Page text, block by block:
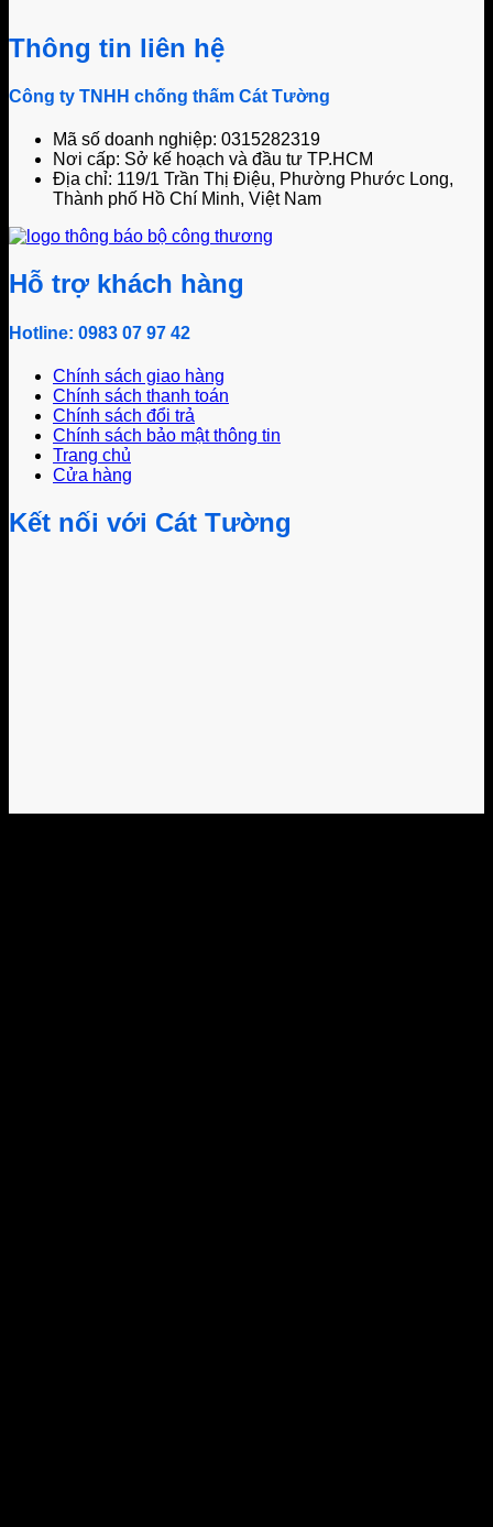
Thông tin liên hệ
Công ty TNHH chống thấm Cát Tường
Mã số doanh nghiệp: 0315282319
Nơi cấp: Sở kế hoạch và đầu tư TP.HCM
Địa chỉ: 119/1 Trần Thị Điệu, Phường Phước Long,
Thành phố Hồ Chí Minh, Việt Nam
Hỗ trợ khách hàng
Hotline: 0983 07 97 42
Chính sách giao hàng
Chính sách thanh toán
Chính sách đổi trả
Chính sách bảo mật thông tin
Trang chủ
Cửa hàng
Kết nối với Cát Tường